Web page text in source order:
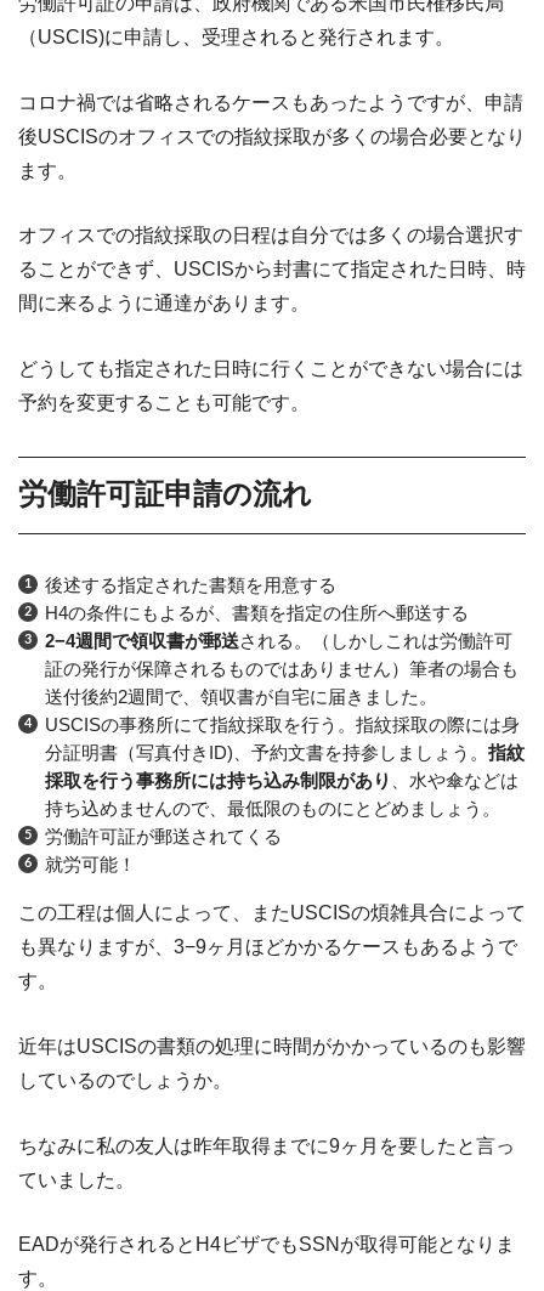
（USCIS)に申請し、受理されると発行されます。
コロナ禍では省略されるケースもあったようですが、申請
後USCISのオフィスでの指紋採取が多くの場合必要となり
ます。
オフィスでの指紋採取の日程は自分では多くの場合選択す
ることができず、USCISから封書にて指定された日時、時
間に来るように通達があります。
どうしても指定された日時に行くことができない場合には
予約を変更することも可能です。
労働許可証申請の流れ
後述する指定された書類を用意する
H4の条件にもよるが、書類を指定の住所へ郵送する
2−4週間で領収書が郵送される。（しかしこれは労働許可
証の発行が保障されるものではありません）筆者の場合も
送付後約2週間で、領収書が自宅に届きました。
USCISの事務所にて指紋採取を行う。指紋採取の際には身
分証明書（写真付きID)、予約文書を持参しましょう。 指紋
採取を行う事務所には持ち込み制限があり
、水や傘などは
持ち込めませんので、最低限のものにとどめましょう。
労働許可証が郵送されてくる
就労可能！
この工程は個人によって、またUSCISの煩雑具合によって
も異なりますが、3−9ヶ月ほどかかるケースもあるようで
す。
近年はUSCISの書類の処理に時間がかかっているのも影響
しているのでしょうか。
ちなみに私の友人は昨年取得までに9ヶ月を要したと言っ
ていました。
EADが発行されるとH4ビザでもSSNが取得可能となりま
す。